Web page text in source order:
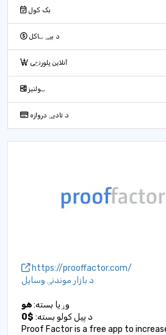
بک کول
د بیې ټاکل
آنلاین پلورنځی
ټولنیز
د تادیې دروازه
https://prooffactor.com/
د بازار موندنې وسایل
وړیا بسته:هو
د پیل کولو بسته: $0
Proof Factor is a free app to